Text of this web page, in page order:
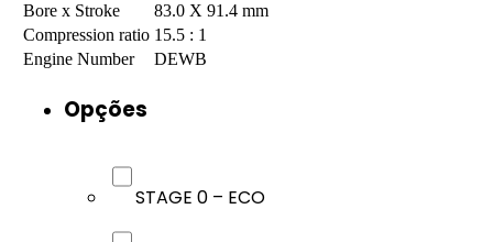
Bore x Stroke
83.0 X 91.4 mm
Compression ratio 15.5 : 1
Engine Number
DEWB
Opções
STAGE 0 – ECO